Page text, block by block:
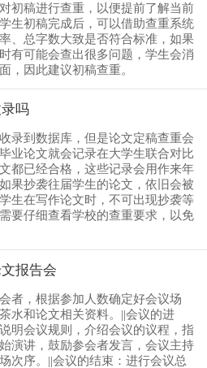
初稿进行查重，以便提前了解当前
生初稿完成后，可以借助查重系统
、总字数大致是否符合标准，如果
有可能会查出很多问题，学生会消
，因此建议初稿查重。
吗
录到数据库，但是论文定稿查重会
业论文就会记录在大学生联合对比
都已经合格，这些记录会用作来年
果抄袭往届学生的论文，依旧会被
生在写作论文时，不可出现抄袭等
要仔细查看学校的查重要求，以免
报告会
者，根据参加人数确定好会议场
水和论文相关资料。||会议的进
明会议规则，介绍会议的议程，指
演讲，鼓励参会者发言，会议主持
次序。||会议的结束：进行会议总